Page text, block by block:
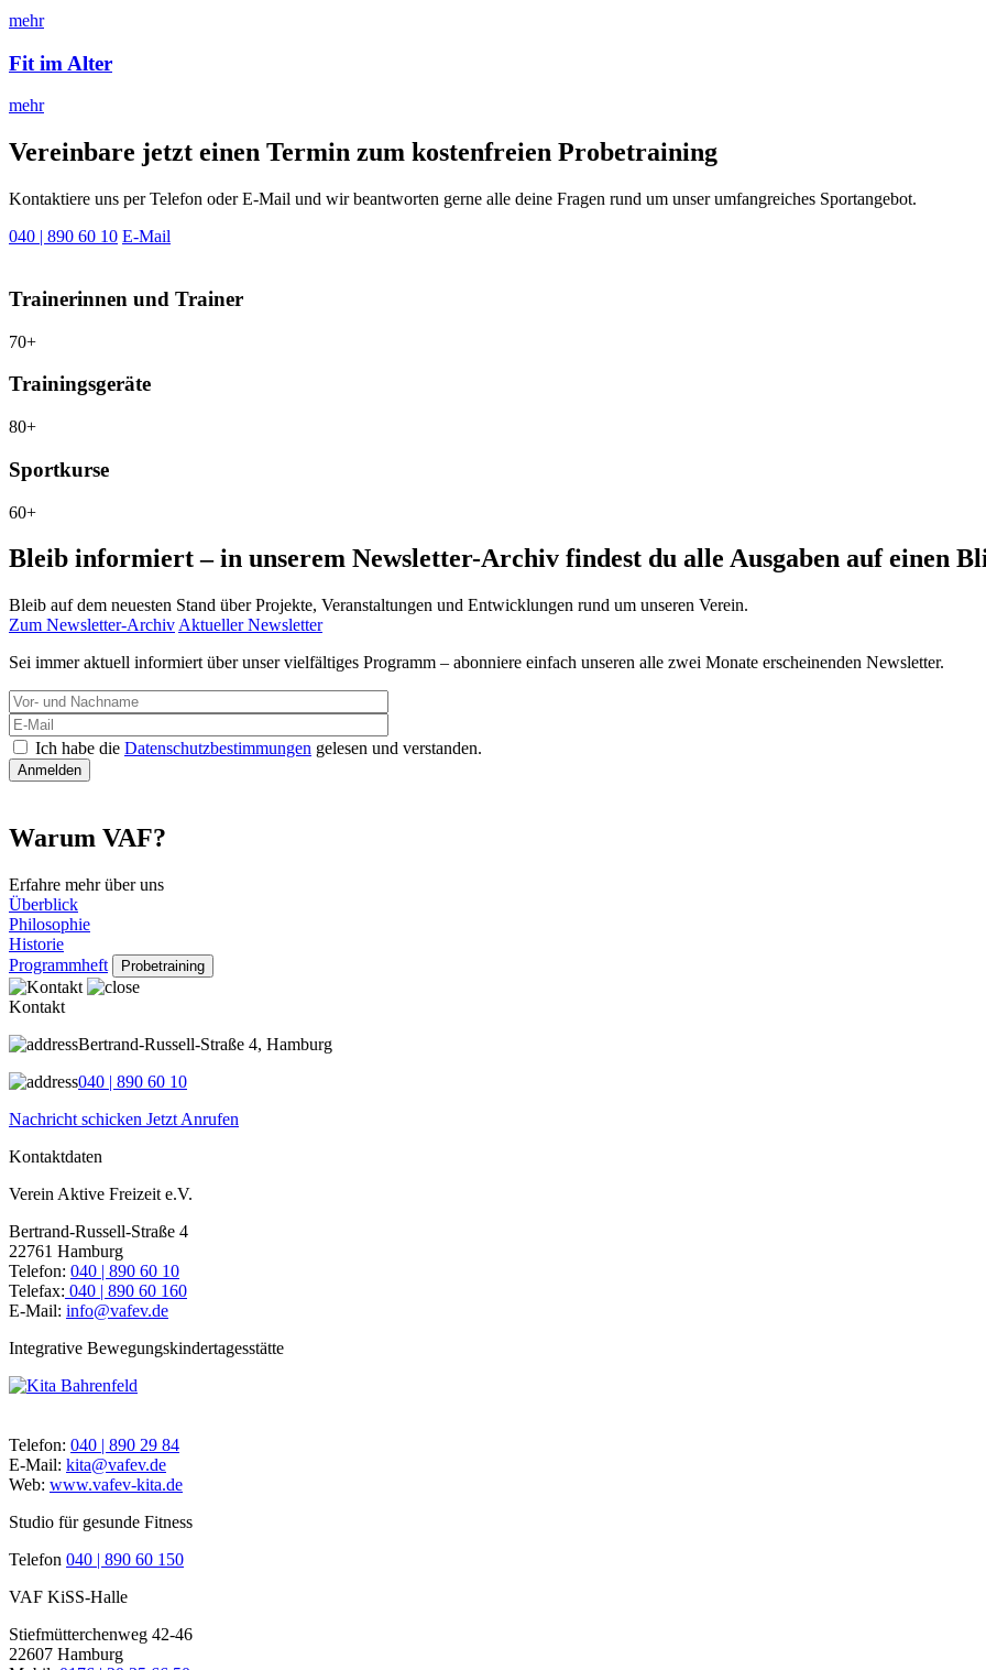
mehr
Fit im Alter
mehr
Vereinbare jetzt einen Termin zum kostenfreien Probetraining
Kontaktiere uns per Telefon oder E-Mail und wir beantworten gerne alle deine Fragen rund um unser umfangreiches Sportangebot.
040 | 890 60 10 E-Mail
Trainerinnen und Trainer
70+
Trainingsgeräte
80+
Sportkurse
60+
Bleib informiert – in unserem Newsletter-Archiv findest du alle Ausgaben auf einen
Bleib auf dem neuesten Stand über Projekte, Veranstaltungen und Entwicklungen rund um unseren Verein.
Zum Newsletter-Archiv Aktueller Newsletter
Sei immer aktuell informiert über unser vielfältiges Programm – abonniere einfach unseren alle zwei Monate erscheinenden Newsletter.
Ich habe die Datenschutzbestimmungen gelesen und verstanden.
Warum VAF?
Erfahre mehr über uns
Überblick
Philosophie
Historie
Programmheft
Probetraining
Kontakt
Bertrand-Russell-Straße 4, Hamburg
040 | 890 60 10
Nachricht schicken Jetzt Anrufen
Kontaktdaten
Verein Aktive Freizeit e.V.
Bertrand-Russell-Straße 4
22761 Hamburg
Telefon: 040 | 890 60 10
Telefax: 040 | 890 60 160
E-Mail: info@vafev.de
Integrative Bewegungskindertagesstätte
Telefon: 040 | 890 29 84
E-Mail: kita@vafev.de
Web: www.vafev-kita.de
Studio für gesunde Fitness
Telefon 040 | 890 60 150
VAF KiSS-Halle
Stiefmütterchenweg 42-46
22607 Hamburg